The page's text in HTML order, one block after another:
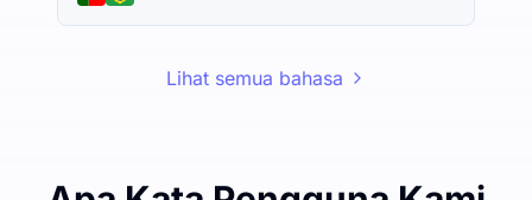
Lihat semua bahasa